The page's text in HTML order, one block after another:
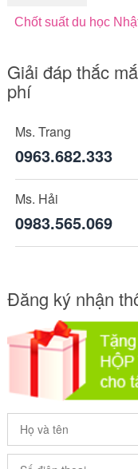
Chốt suất du học
Giải đáp thắc
phí
Ms. Trang
0963.682.333
Ms. Hải
0983.565.069
Đăng ký nhận